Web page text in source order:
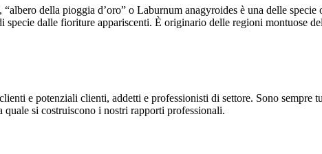
della pioggia d’oro” o Laburnum anagyroides è una delle
specie dalle fioriture appariscenti. È originario delle regioni montuose
e potenziali clienti, addetti e professionisti di settore. Sono
si costruiscono i nostri rapporti professionali.